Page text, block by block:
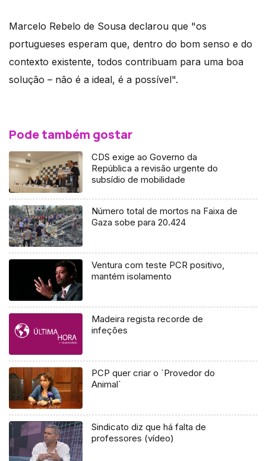
Marcelo Rebelo de Sousa declarou que "os
portugueses esperam que, dentro do bom senso e do
contexto existente, todos contribuam para uma boa
solução – não é a ideal, é a possível".
Pode também gostar
CDS exige ao Governo da
República a revisão urgente do
subsídio de mobilidade
Número total de mortos na Faixa de
Gaza sobe para 20.424
Ventura com teste PCR positivo,
mantém isolamento
Madeira regista recorde de
infeções
PCP quer criar o `Provedor do
Animal`
Sindicato diz que há falta de
professores (vídeo)